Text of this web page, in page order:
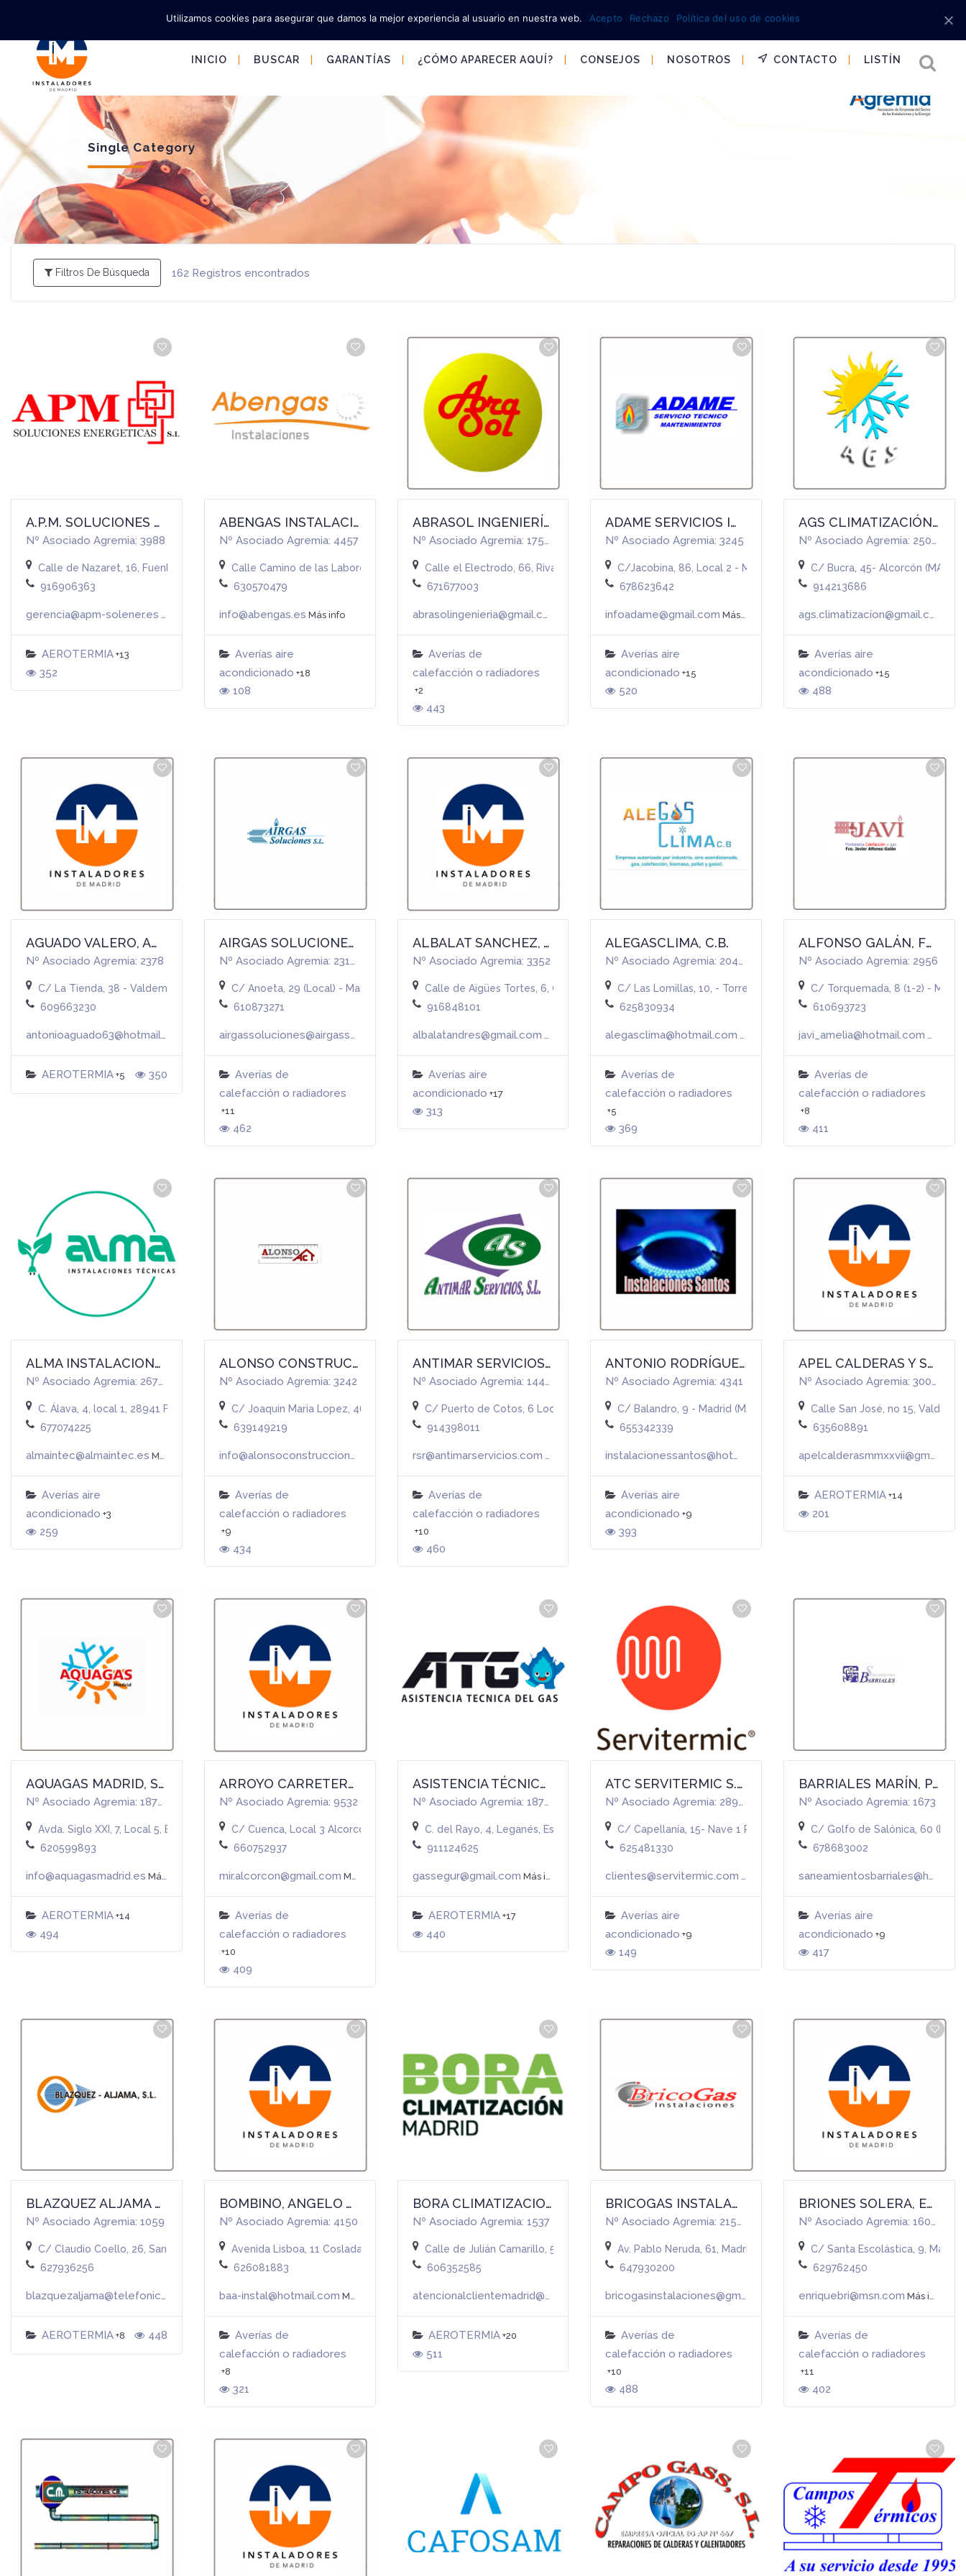
INICIO BUSCAR GARANTÍAS ¿CÓMO APARECER AQUÍ? CONSEJOS NOSOTROS CONTACTO LISTÍN
Single Category
Filtros De Búsqueda 162 Registros encontrados
A.P.M. SOLUCIONES ENERGETICAS, S.L.
Nº Asociado Agremia: 3988
Calle de Nazaret, 16, Fuenlabrada, España
916906363
gerencia@apm-solener.es
AEROTERMIA +13
352
ABENGAS INSTALACIONES, S.L.
Nº Asociado Agremia: 4457
Calle Camino de las Labores, 29, Guadarrama, España
630570479
info@abengas.es Más info
Averías aire
acondicionado +18
108
ABRASOL INGENIERÍA, S.L.
Nº Asociado Agremia: 17592
Calle el Electrodo, 66, Rivas-Vaciamadrid, España
671677003
abrasolingenieria@gmail.com
Averías de
calefacción o radiadores
+2
443
ADAME SERVICIOS INTEGRALES, S.L.
Nº Asociado Agremia: 3245
C/Jacobina, 86, Local 2 - Madrid (MADRID)
678623642
infoadame@gmail.com Más info
Averías aire
acondicionado +15
520
AGS CLIMATIZACIÓN Y CALDERAS, S.L.
Nº Asociado Agremia: 25026
C/ Bucra, 45- Alcorcón
914213686
ags.climatizacion@gmail.com
Averías aire
acondicionado +15
488
AGUADO VALERO, ANTONIO
Nº Asociado Agremia: 2378
C/ La Tienda, 38 - Valdemorillo (MADRID)
609663230
antonioaguado63@hotmail.com Más info
AEROTERMIA +5 350
AIRGAS SOLUCIONES, S.L.
Nº Asociado Agremia: 23138
C/ Anoeta, 29 (Local) - Madrid (MADRID)
610873271
airgassoluciones@airgassoluciones.es Más info
Averías de
calefacción o radiadores
+11
462
ALBALAT SANCHEZ, ANDRES
Nº Asociado Agremia: 3352
Calle de Aigües Tortes, 6, Getafe, España
916848101
albalatandres@gmail.com
Averías aire
acondicionado +17
313
ALEGASCLIMA, C.B.
Nº Asociado Agremia: 20407
C/ Las Lomillas, 10, - Torrelaguna (MADRID)
625830934
alegasclima@hotmail.com
Averías de
calefacción o radiadores
+5
369
ALFONSO GALÁN, FRANCISCO JAVIER
Nº Asociado Agremia: 2956
C/ Torquemada, 8 (1-2) - Madrid
610693723
javi_amelia@hotmail.com
Averías de
calefacción o radiadores
+8
411
ALMA INSTALACIONES TÉCNICAS
Nº Asociado Agremia: 26791
C. Álava, 4, local 1, 28941 Fuenlabrada, España
677074225
almaintec@almaintec.es Más info
Averías aire
acondicionado +3
259
ALONSO CONSTRUCCIONES | Manuel Alonso González
Nº Asociado Agremia: 3242
C/ Joaquin Maria Lopez, 46, Madrid (MADRID)
639149219
info@alonsoconstrucciones.es Más info
Averías de
calefacción o radiadores
+9
434
ANTIMAR SERVICIOS, S.L.
Nº Asociado Agremia: 14499
C/ Puerto de Cotos, 6 Local , Madrid (MADRID)
914398011
rsr@antimarservicios.com
Averías de
calefacción o radiadores
+10
460
ANTONIO RODRÍGUEZ SANTOS | INSTALACIONES SANTOS
Nº Asociado Agremia: 4341
C/ Balandro, 9 - Madrid (MADRID)
655342339
instalacionessantos@hotmail.com Más info
Averías aire
acondicionado +9
393
APEL CALDERAS Y SERVICIOS S.L.
Nº Asociado Agremia: 30008
Calle San José, no 15,
635608891
apelcalderasmmxxvii@gmail.com
AEROTERMIA +14
201
AQUAGAS MADRID, S.L.
Avda. Siglo XXI, 7, Local 5, Boadilla del Monte (MADRID)
620599893
info@aquagasmadrid.es Más info
AEROTERMIA +14
494
ARROYO CARRETERO, MARIO
Nº Asociado Agremia: 9532
C/ Cuenca, Local 3 Alcorcón (MADRID)
660752937
mir.alcorcon@gmail.com Más info
Averías de
calefacción o radiadores
+10
409
ASISTENCIA TÉCNICA DEL GAS, S.L.
Nº Asociado Agremia: 18752
C. del Rayo, 4, Leganés, España
911124625
gassegur@gmail.com Más info
AEROTERMIA +17
440
ATC SERVITERMIC S.L.
C/ Capellanía, 15- Nave 1 Pol. Industrial Capellanía- Moralzarzal
625481330
clientes@servitermic.com
Averías aire
acondicionado +9
149
BARRIALES MARÍN, PABLO | SANEAMIENTOS BARRIALES
Nº Asociado Agremia: 1673
C/ Golfo de Salónica, 60
678683002
Averías aire
acondicionado +9
417
BLAZQUEZ ALJAMA S.L.
Nº Asociado Agremia: 1059
C/ Claudio Coello, 26, San Lorenzo de El Escorial (MADRID)
627936256
blazquezaljama@telefonica.net Más info
AEROTERMIA +8 448
BOMBINO, ANGELO ARTURO
Nº Asociado Agremia: 4150
Avenida Lisboa, 11 Coslada (Madrid)
626081883
baa-instal@hotmail.com Más info
Averías de
calefacción o radiadores
+8
321
BORA CLIMATIZACION MADRID, S.L.
Nº Asociado Agremia: 1537
Calle de Julián Camarillo, 53, 2 oficina 2, Madrid, España
606352585
atencionalclientemadrid@boraenergia.com Más info
AEROTERMIA +20
511
BRICOGAS INSTALACIONES, S.L.
Nº Asociado Agremia: 21565
Av. Pablo Neruda, 61, Madrid (MADRID)
647930200
bricogasinstalaciones@gmail.com Más info
Averías de
calefacción o radiadores
+10
488
BRIONES SOLERA, ENRIQUE
Nº Asociado Agremia: 16069
C/ Santa Escolástica, 9, Madrid
629762450
enriquebri@msn.com Más info
Averías de
calefacción o radiadores
+11
402
Utilizamos cookies para asegurar que damos la mejor experiencia al usuario en nuestra web. Acepto Rechazo Política del uso de cookies